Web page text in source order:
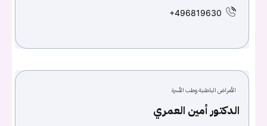
+496819630
الأمراض الباطنية وطب الأسرة
الدكتور أمين العمري